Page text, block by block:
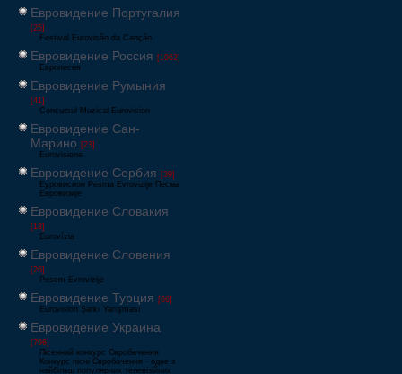
Евровидение Португалия
[25]
Festival Eurovisão da Canção
Евровидение Россия [1062]
Европесня
Евровидение Румыния
[41]
Concursul Muzical Eurovision
Евровидение Сан-
Марино [23]
Eurovisione
Евровидение Сербия [39]
Еуровисион Pesma Evrovizije Песма
Евровизије
Евровидение Словакия
[13]
Eurovízia
Евровидение Словения
[26]
Pesem Evrovizije
Евровидение Турция [66]
Eurovision Şarkı Yarışması
Евровидение Украина
[796]
Пісенний конкурс Євробачення
Конкурс пісні Євробачення - одне з
найбільш популярних телевізійних